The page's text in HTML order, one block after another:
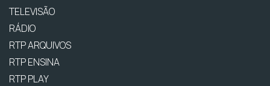
TELEVISÃO
RÁDIO
RTP ARQUIVOS
RTP ENSINA
RTP PLAY